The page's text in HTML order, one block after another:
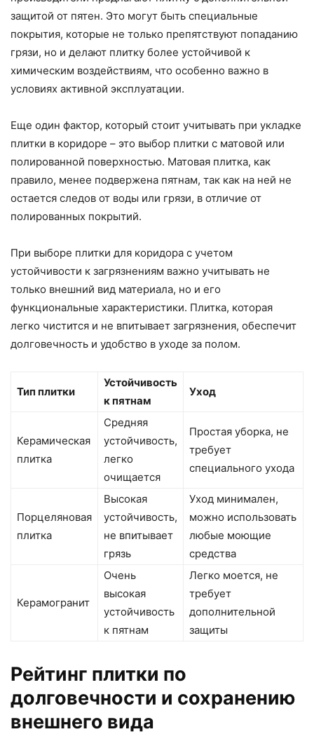
защитой от пятен. Это могут быть специальные
покрытия, которые не только препятствуют попаданию
грязи, но и делают плитку более устойчивой к
химическим воздействиям, что особенно важно в
условиях активной эксплуатации.
Еще один фактор, который стоит учитывать при укладке
плитки в коридоре – это выбор плитки с матовой или
полированной поверхностью. Матовая плитка, как
правило, менее подвержена пятнам, так как на ней не
остается следов от воды или грязи, в отличие от
полированных покрытий.
При выборе плитки для коридора с учетом
устойчивости к загрязнениям важно учитывать не
только внешний вид материала, но и его
функциональные характеристики. Плитка, которая
легко чистится и не впитывает загрязнения, обеспечит
долговечность и удобство в уходе за полом.
Тип плитки
Устойчивость
к пятнам
Уход
Керамическая
плитка
Средняя
устойчивость,
легко
очищается
Простая уборка, не
требует
специального ухода
Порцеляновая
плитка
Высокая
устойчивость,
не впитывает
грязь
Уход минимален,
можно использовать
любые моющие
средства
Керамогранит
Очень
высокая
устойчивость
к пятнам
Легко моется, не
требует
дополнительной
защиты
Рейтинг плитки по
долговечности и сохранению
внешнего вида